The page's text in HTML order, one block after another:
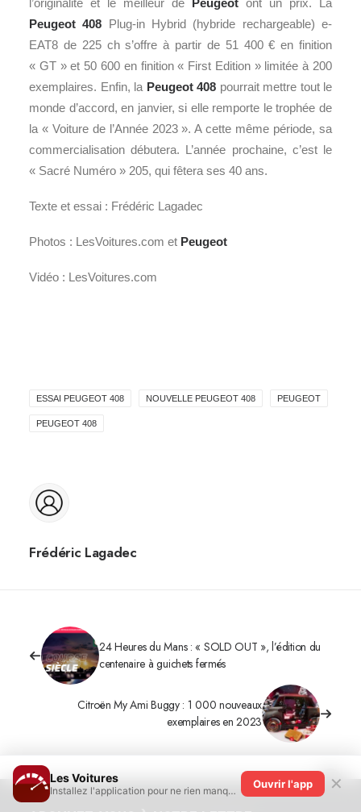
l’originalité et le meilleur de Peugeot ont un prix. La
Peugeot 408 Plug-in Hybrid (hybride rechargeable) e-
EAT8 de 225 ch s’offre à partir de 51 400 € en finition
« GT » et 50 600 en finition « First Edition » limitée à 200
exemplaires. Enfin, la Peugeot 408 pourrait mettre tout le
monde d’accord, en janvier, si elle remporte le trophée de
la « Voiture de l’Année 2023 ». A cette même période, sa
commercialisation débutera. L’année prochaine, c’est le
« Sacré Numéro » 205, qui fêtera ses 40 ans.
Texte et essai : Frédéric Lagadec
Photos : LesVoitures.com et Peugeot
Vidéo : LesVoitures.com
ESSAI PEUGEOT 408 NOUVELLE PEUGEOT 408 PEUGEOT
PEUGEOT 408
Frédéric Lagadec
24 Heures du Mans : « SOLD OUT », l’édition du
centenaire à guichets fermés
Citroën My Ami Buggy : 1 000 nouveaux
exemplaires en 2023
Les Voitures
Installez l'application pour ne rien manquer !
Ouvrir l'app ✕